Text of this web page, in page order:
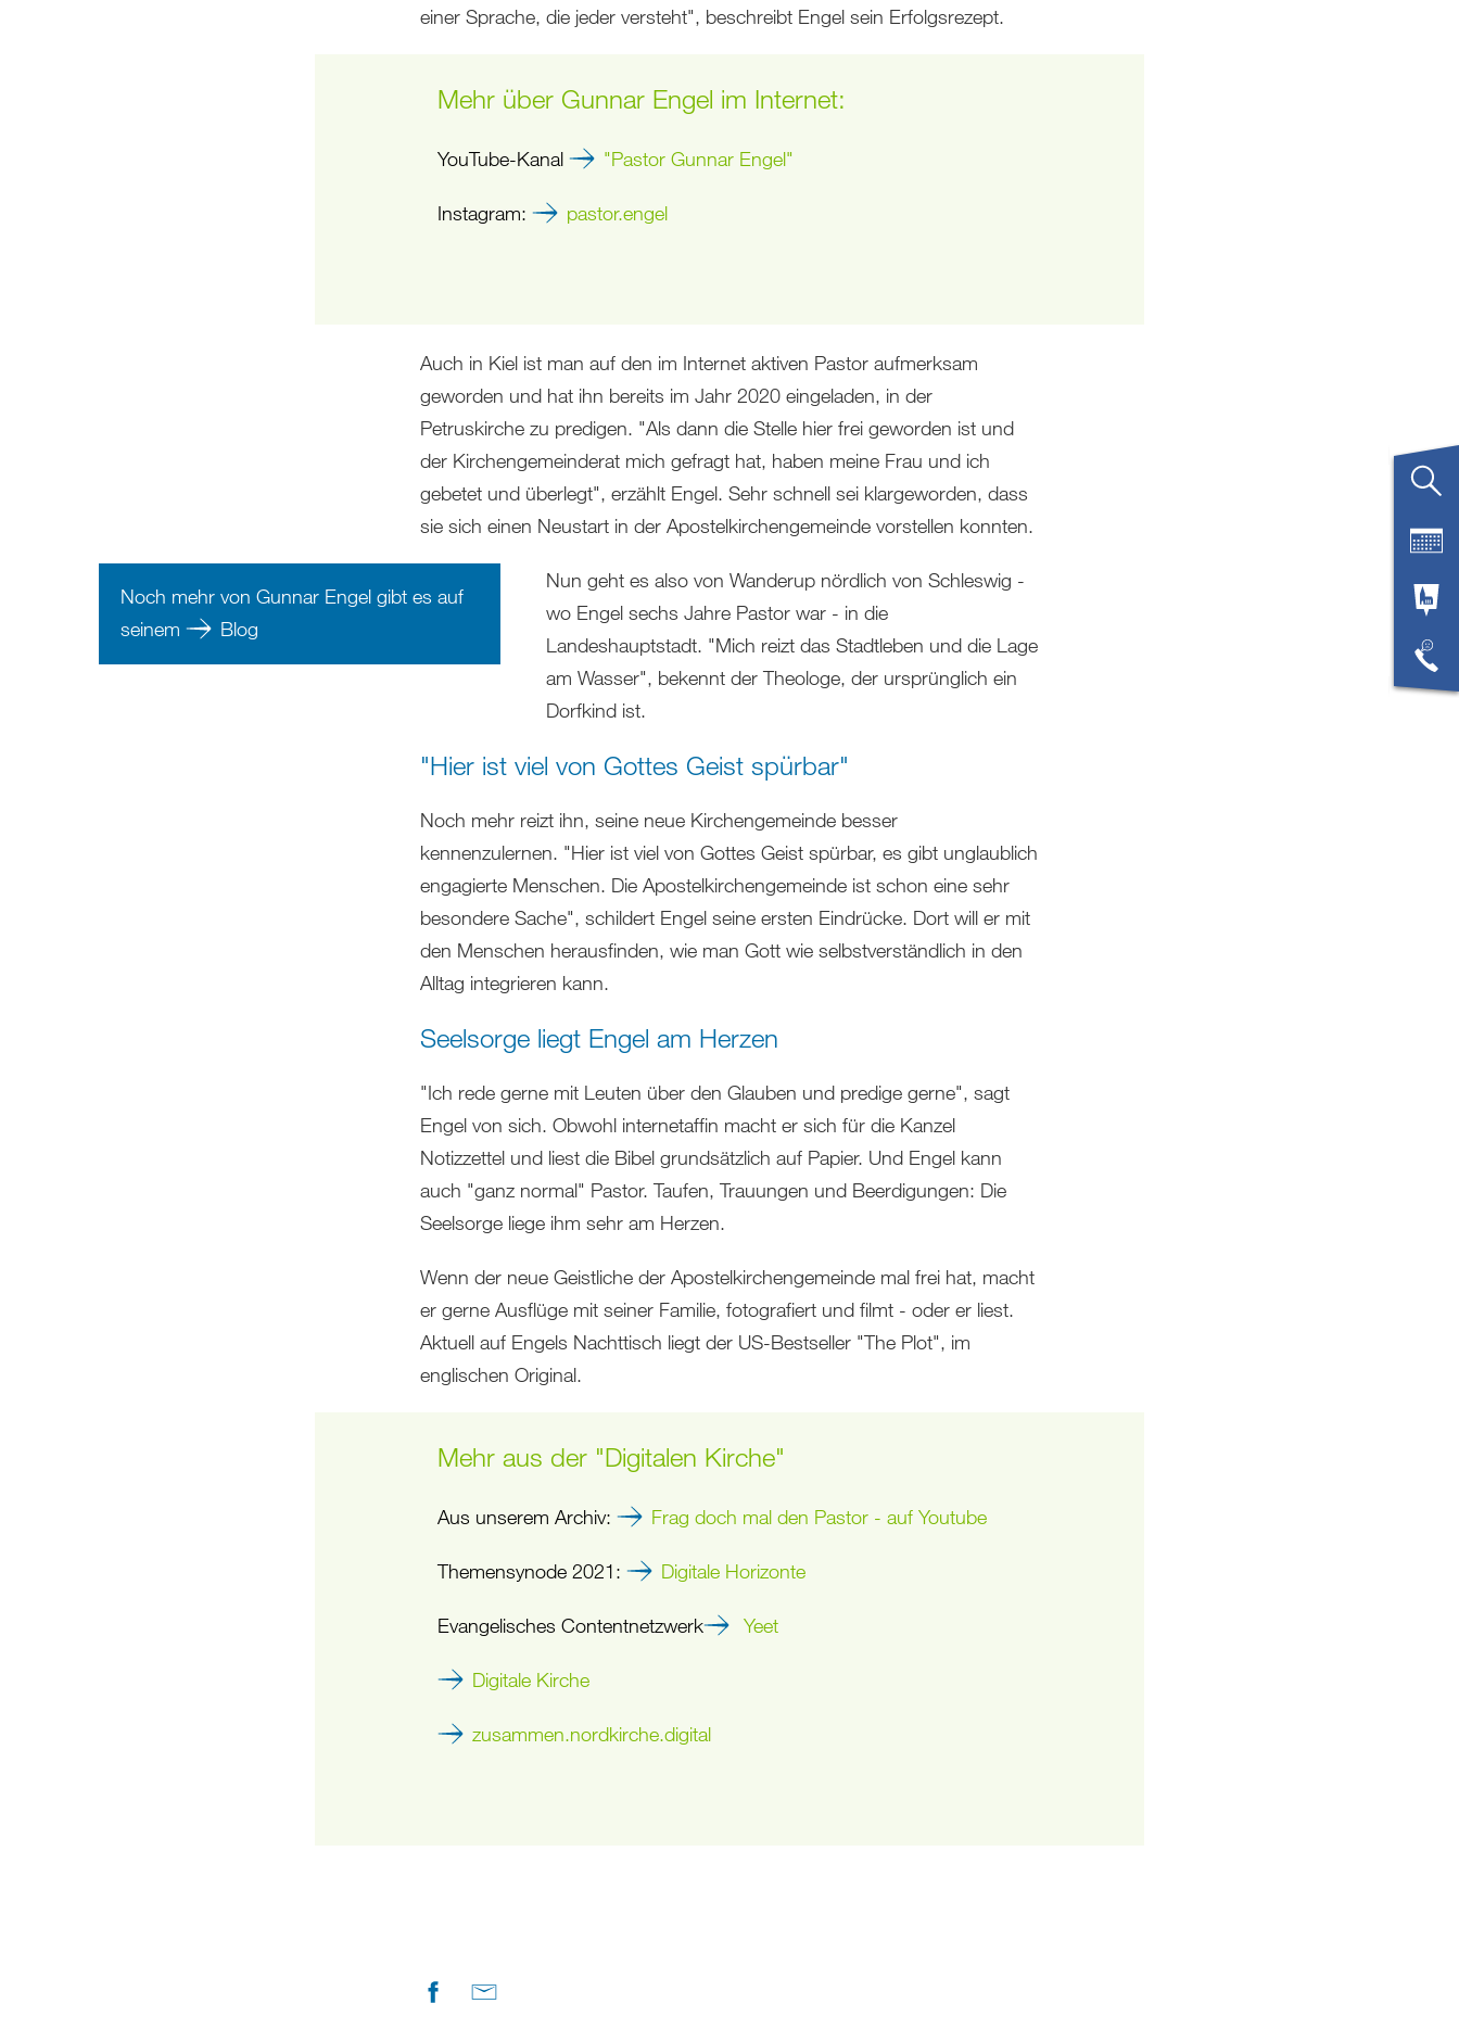
einer Sprache, die jeder versteht", beschreibt Engel sein Erfolgsrezept.
Mehr über Gunnar Engel im Internet:
YouTube-Kanal "Pastor Gunnar Engel"
Instagram: pastor.engel
Auch in Kiel ist man auf den im Internet aktiven Pastor aufmerksam
geworden und hat ihn bereits im Jahr 2020 eingeladen, in der
Petruskirche zu predigen. "Als dann die Stelle hier frei geworden ist und
der Kirchengemeinderat mich gefragt hat, haben meine Frau und ich
gebetet und überlegt", erzählt Engel. Sehr schnell sei klargeworden, dass
sie sich einen Neustart in der Apostelkirchengemeinde vorstellen konnten.
Noch mehr von Gunnar Engel gibt es auf
seinem
Blog
Nun geht es also von Wanderup nördlich von Schleswig -
wo Engel sechs Jahre Pastor war - in die
Landeshauptstadt. "Mich reizt das Stadtleben und die Lage
am Wasser", bekennt der Theologe, der ursprünglich ein
Dorfkind ist.
"Hier ist viel von Gottes Geist spürbar"
Noch mehr reizt ihn, seine neue Kirchengemeinde besser
kennenzulernen. "Hier ist viel von Gottes Geist spürbar, es gibt unglaublich
engagierte Menschen. Die Apostelkirchengemeinde ist schon eine sehr
besondere Sache", schildert Engel seine ersten Eindrücke. Dort will er mit
den Menschen herausfinden, wie man Gott wie selbstverständlich in den
Alltag integrieren kann.
Seelsorge liegt Engel am Herzen
"Ich rede gerne mit Leuten über den Glauben und predige gerne", sagt
Engel von sich. Obwohl internetaffin macht er sich für die Kanzel
Notizzettel und liest die Bibel grundsätzlich auf Papier. Und Engel kann
auch "ganz normal" Pastor. Taufen, Trauungen und Beerdigungen: Die
Seelsorge liege ihm sehr am Herzen.
Wenn der neue Geistliche der Apostelkirchengemeinde mal frei hat, macht
er gerne Ausflüge mit seiner Familie, fotografiert und filmt - oder er liest.
Aktuell auf Engels Nachttisch liegt der US-Bestseller "The Plot", im
englischen Original.
Mehr aus der "Digitalen Kirche"
Aus unserem Archiv: Frag doch mal den Pastor - auf Youtube
Themensynode 2021: Digitale Horizonte
Evangelisches Contentnetzwerk Yeet
Digitale Kirche
zusammen.nordkirche.digital